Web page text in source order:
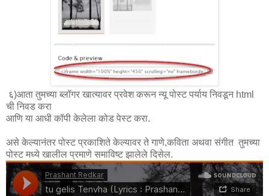
६)आता तुमच्या ब्लॉगर खात्यावर प्रवेश करून न्यू पोस्ट पर्याय निवडून html
ची निवड करा
आणि या आधी कॉपी केलेला कोड पेस्ट करा.
असे केल्यानंतर पोस्ट प्रकाशिते केल्यावर ते गाणे,कविता अथवा संगीत तुमच्या
पोस्ट मध्ये खालील प्रमाणे समाविष्ट झालेले दिसेल.